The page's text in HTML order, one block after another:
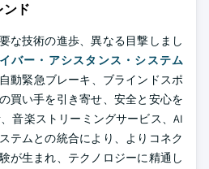
ンド
な技術の進歩、異なる目撃しまし
バー・アシスタンス・システム
動緊急ブレーキ、ブラインドスポ
買い手を引き寄せ、安全と安心を
音楽ストリーミングサービス、AI
テムとの統合により、よりコネク
が生まれ、テクノロジーに精通し